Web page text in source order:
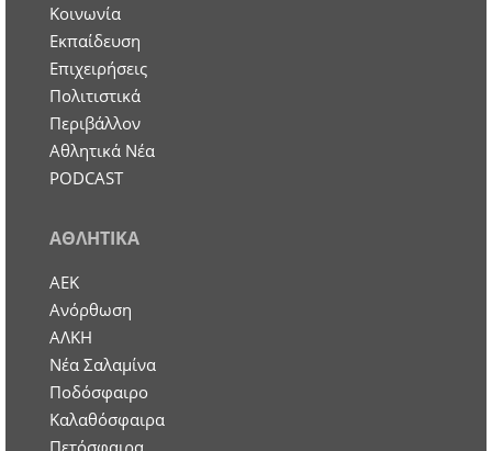
Κοινωνία
Εκπαίδευση
Επιχειρήσεις
Πολιτιστικά
Περιβάλλον
Αθλητικά Νέα
PODCAST
ΑΘΛΗΤΙΚΑ
ΑΕΚ
Ανόρθωση
ΑΛΚΗ
Νέα Σαλαμίνα
Ποδόσφαιρο
Καλαθόσφαιρα
Πετόσφαιρα